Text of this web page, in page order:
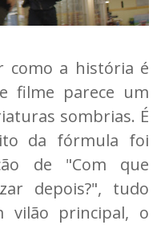
como a história é
filme parece um
sombrias. É
da fórmula foi
de "Com que
depois?", tudo
vilão principal, o